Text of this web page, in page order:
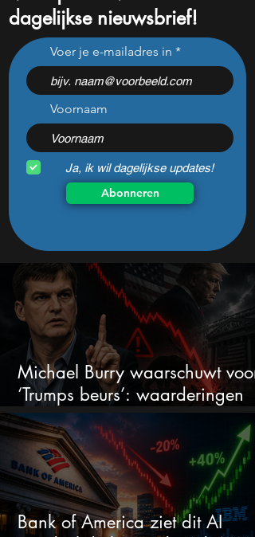
Waarom analisten 50%
koerspotentieel zien voor
dit zorgtech-aandeel
dagelijkse nieuwsbrief!
Voer je e-mailadres in
Voornaam
Ja, ik wil dagelijkse updates!
Abonneren
Michael Burry waarschuwt voor
‘Trumps beurs’: waarderingen
doen er niet meer toe
Bank of America ziet dit AI